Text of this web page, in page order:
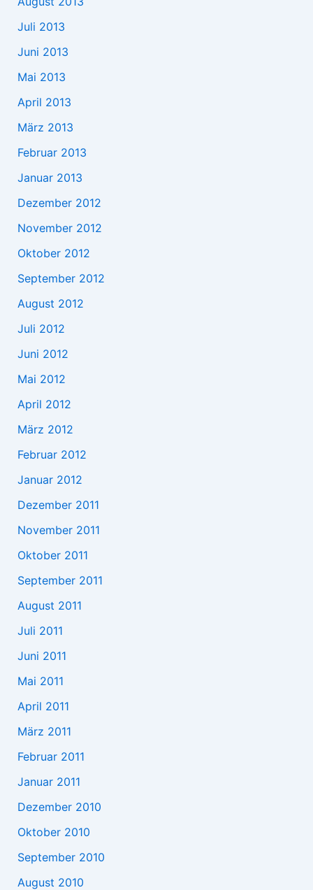
Juli 2013
Juni 2013
Mai 2013
April 2013
März 2013
Februar 2013
Januar 2013
Dezember 2012
November 2012
Oktober 2012
September 2012
August 2012
Juli 2012
Juni 2012
Mai 2012
April 2012
März 2012
Februar 2012
Januar 2012
Dezember 2011
November 2011
Oktober 2011
September 2011
August 2011
Juli 2011
Juni 2011
Mai 2011
April 2011
März 2011
Februar 2011
Januar 2011
Dezember 2010
Oktober 2010
September 2010
August 2010